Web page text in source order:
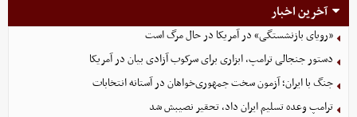
آخرین اخبار
«رویای بازنشستگی» در آمریکا در حال مرگ است
دستور جنجالی ترامپ، ابزاری برای سرکوب آزادی بیان در آمریکا
جنگ با ایران؛ آزمون سخت جمهوری‌خواهان در آستانه انتخابات
ترامپ وعده تسلیم ایران داد، تحقیر نصیبش شد